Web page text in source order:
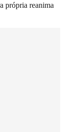
própria reanima